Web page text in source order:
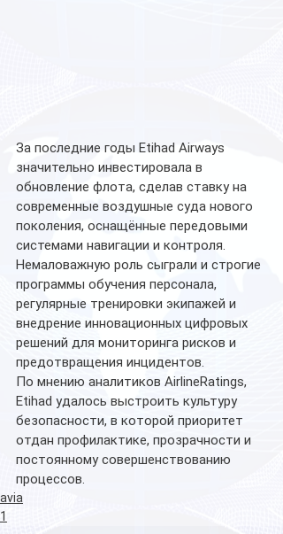
За последние годы Etihad Airways
значительно инвестировала в
обновление флота, сделав ставку на
современные воздушные суда нового
поколения, оснащённые передовыми
системами навигации и контроля.
Немаловажную роль сыграли и строгие
программы обучения персонала,
регулярные тренировки экипажей и
внедрение инновационных цифровых
решений для мониторинга рисков и
предотвращения инцидентов.
По мнению аналитиков AirlineRatings,
Etihad удалось выстроить культуру
безопасности, в которой приоритет
отдан профилактике, прозрачности и
постоянному совершенствованию
процессов.
avia
1